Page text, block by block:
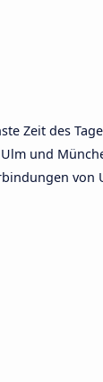
Zeit des
und
von